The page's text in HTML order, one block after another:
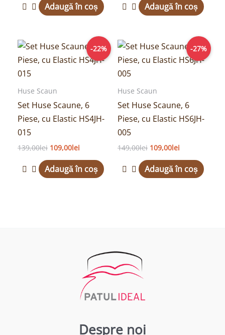
Adaugă în coș Adaugă în coș
-22%
Huse Scaun
Set Huse Scaune, 6
Piese, cu Elastic HS4JH-
015
139,00lei
Prețul
inițial
a
109,00lei
Prețul
curent
este:
Adaugă în coș
-27%
Huse Scaun
Set Huse Scaune, 6
Piese, cu Elastic HS6JH-
005
149,00lei
Prețul
inițial
a
109,00lei
Prețul
curent
este:
Adaugă în coș
Despre noi